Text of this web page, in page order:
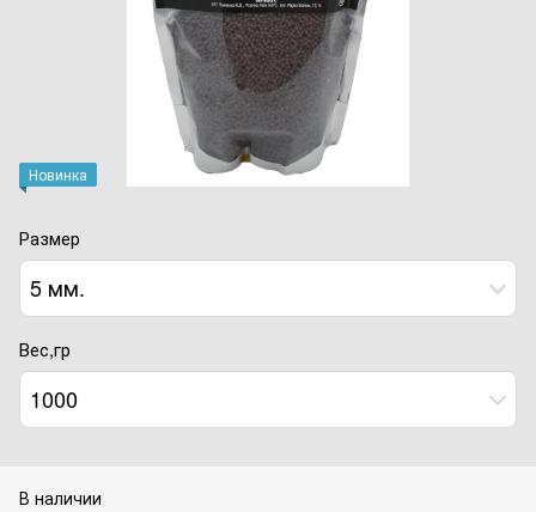
Новинка
Размер
5 мм.
Вес,гр
1000
В наличии